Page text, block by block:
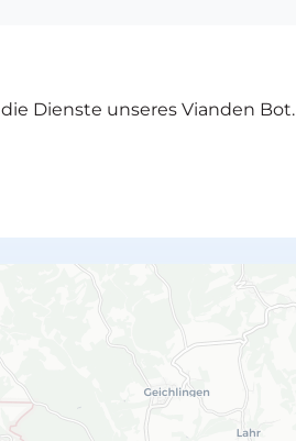
Dienste unseres Vianden Bot.